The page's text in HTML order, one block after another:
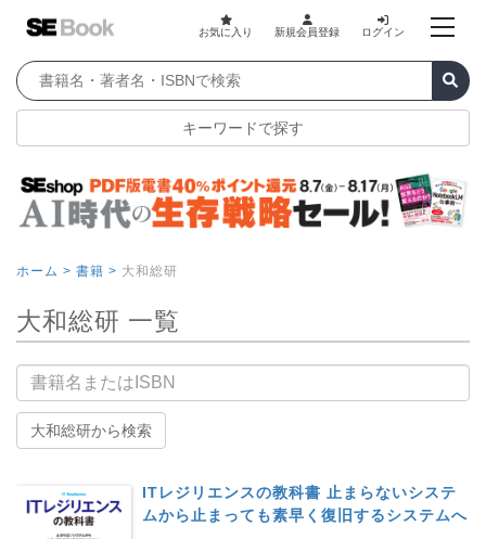
お気に入り 新規会員登録 ログイン
キーワードで探す
ホーム > 書籍 > 大和総研
大和総研 一覧
書籍名
大和総研から検索
ITレジリエンスの教科書 止まらないシステ
ムから止まっても素早く復旧するシステムへ